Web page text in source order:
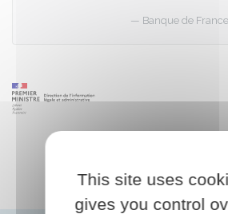
Banque de France
This site uses
gives you control